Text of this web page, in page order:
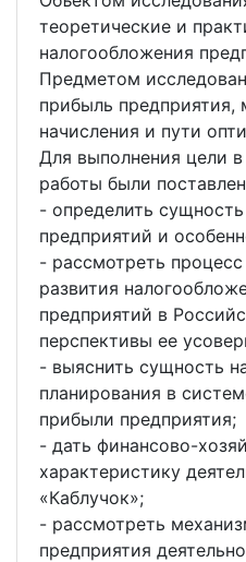
теоретические и
налогообложения
Предметом
прибыль предприятия,
начисления и пути
Для выполнения цели
работы были
- определить
предприятий и
- рассмотреть
развития
предприятий в
перспективы ее
- выяснить сущность
планирования в
прибыли предприятия;
- дать финансово-
характеристику
«Каблучок»;
- рассмотреть
предприятия